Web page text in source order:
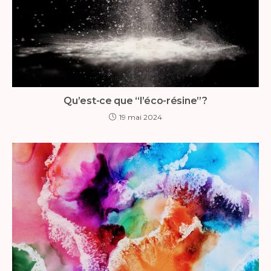
Qu’est-ce que “l’éco-résine”?
19 mai 2024